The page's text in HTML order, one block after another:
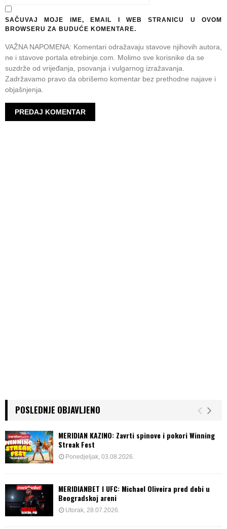
SAČUVAJ MOJE IME, EMAIL I WEB STRANICU U OVOM
BROWSERU ZA BUDUĆE KOMENTARE.
VAŽNA NAPOMENA: Komentari odražavaju stavove njihovih autora,
ne i stavove portala etrebinje.com. Molimo sve korisnike da se
suzdrže od vrijeđanja, psovanja i vulgarnog izražavanja.
Zadržavamo pravo da obrišemo komentar bez prethodne najave i
objašnjenja.
POSLEDNJE OBJAVLJENO
MERIDIAN KAZINO: Zavrti spinove i pokori Winning
Streak Fest
Ponedjeljak, 03.08.2026.
MERIDIANBET I UFC: Michael Oliveira pred debi u
Beogradskoj areni
Utorak, 28.07.2026.